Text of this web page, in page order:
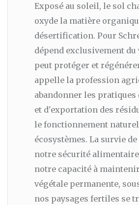
Exposé au soleil, le sol
oxyde la matière
désertification. Pour
dépend exclusivement du
peut protéger et
appelle la profession
abandonner les pratiques
et d'exportation des
le fonctionnement naturel
écosystèmes. La survie
notre sécurité
notre capacité à
végétale permanente,
nos paysages fertiles se